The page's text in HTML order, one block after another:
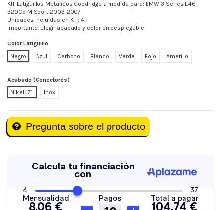
KIT Latiguillos Metálicos Goodridge a medida para: BMW 3 Series E46
320Cd M Sport 2003-2007
Unidades Incluidas en KIT: 4
Importante: Elegir acabado y color en desplegable
Color Latiguillo
Negro
Azul Carbono Blanco Verde Rojo Amarillo
Acabado (Conectores)
Nikel "Z1"
Inox
Pregunta sobre el producto